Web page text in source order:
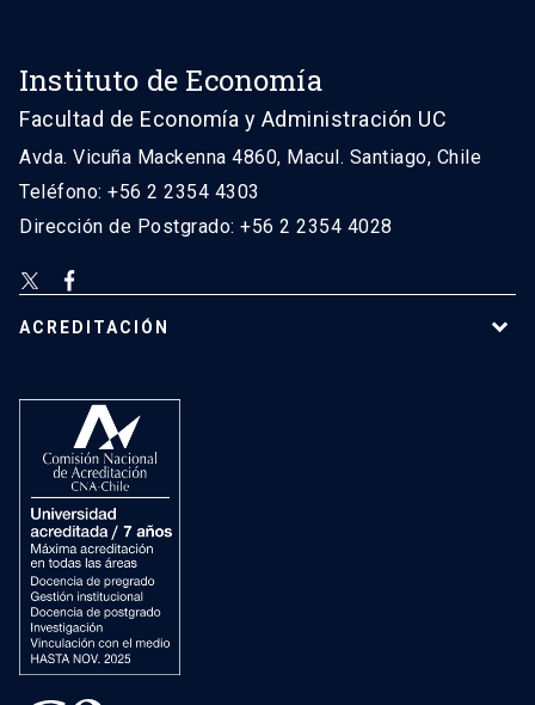
Instituto de Economía
Facultad de Economía y Administración UC
Avda. Vicuña Mackenna 4860, Macul. Santiago, Chile
Teléfono: +56 2 2354 4303
Dirección de Postgrado: +56 2 2354 4028
ACREDITACIÓN